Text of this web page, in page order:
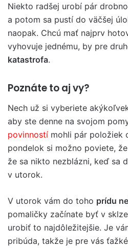
Niekto radšej urobí pár
a potom sa pustí do väčšej
naopak. Chcú mať najprv
vyhovuje jednému, by pre
katastrofa.
Poznáte to aj vy?
Nech už si vyberiete
aby ste denne na svojom
povinností mohli pár položiek
pondelok si možno poviete,
že sa nikto nezblázni, keď sa
v utorok.
V utorok vám do toho prídu
pomaličky začínate byť v
urobiť to najdôležitejšie. Je
pribúda, takže je pre vás